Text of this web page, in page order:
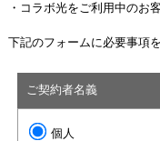
・コラボ光をご利用中のお
下記のフォームに必要事項
ご契約者名義
個人